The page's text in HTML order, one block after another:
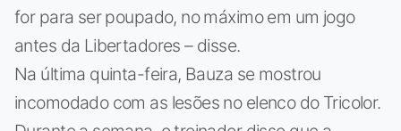
for para ser poupado, no máximo em um jogo
antes da Libertadores – disse.
Na última quinta-feira, Bauza se mostrou
incomodado com as lesões no elenco do Tricolor.